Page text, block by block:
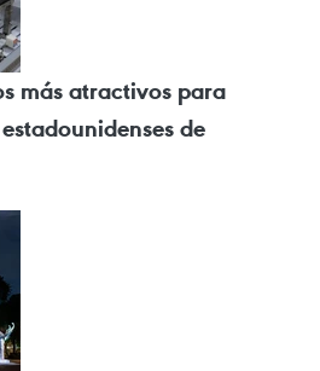
más atractivos para
de